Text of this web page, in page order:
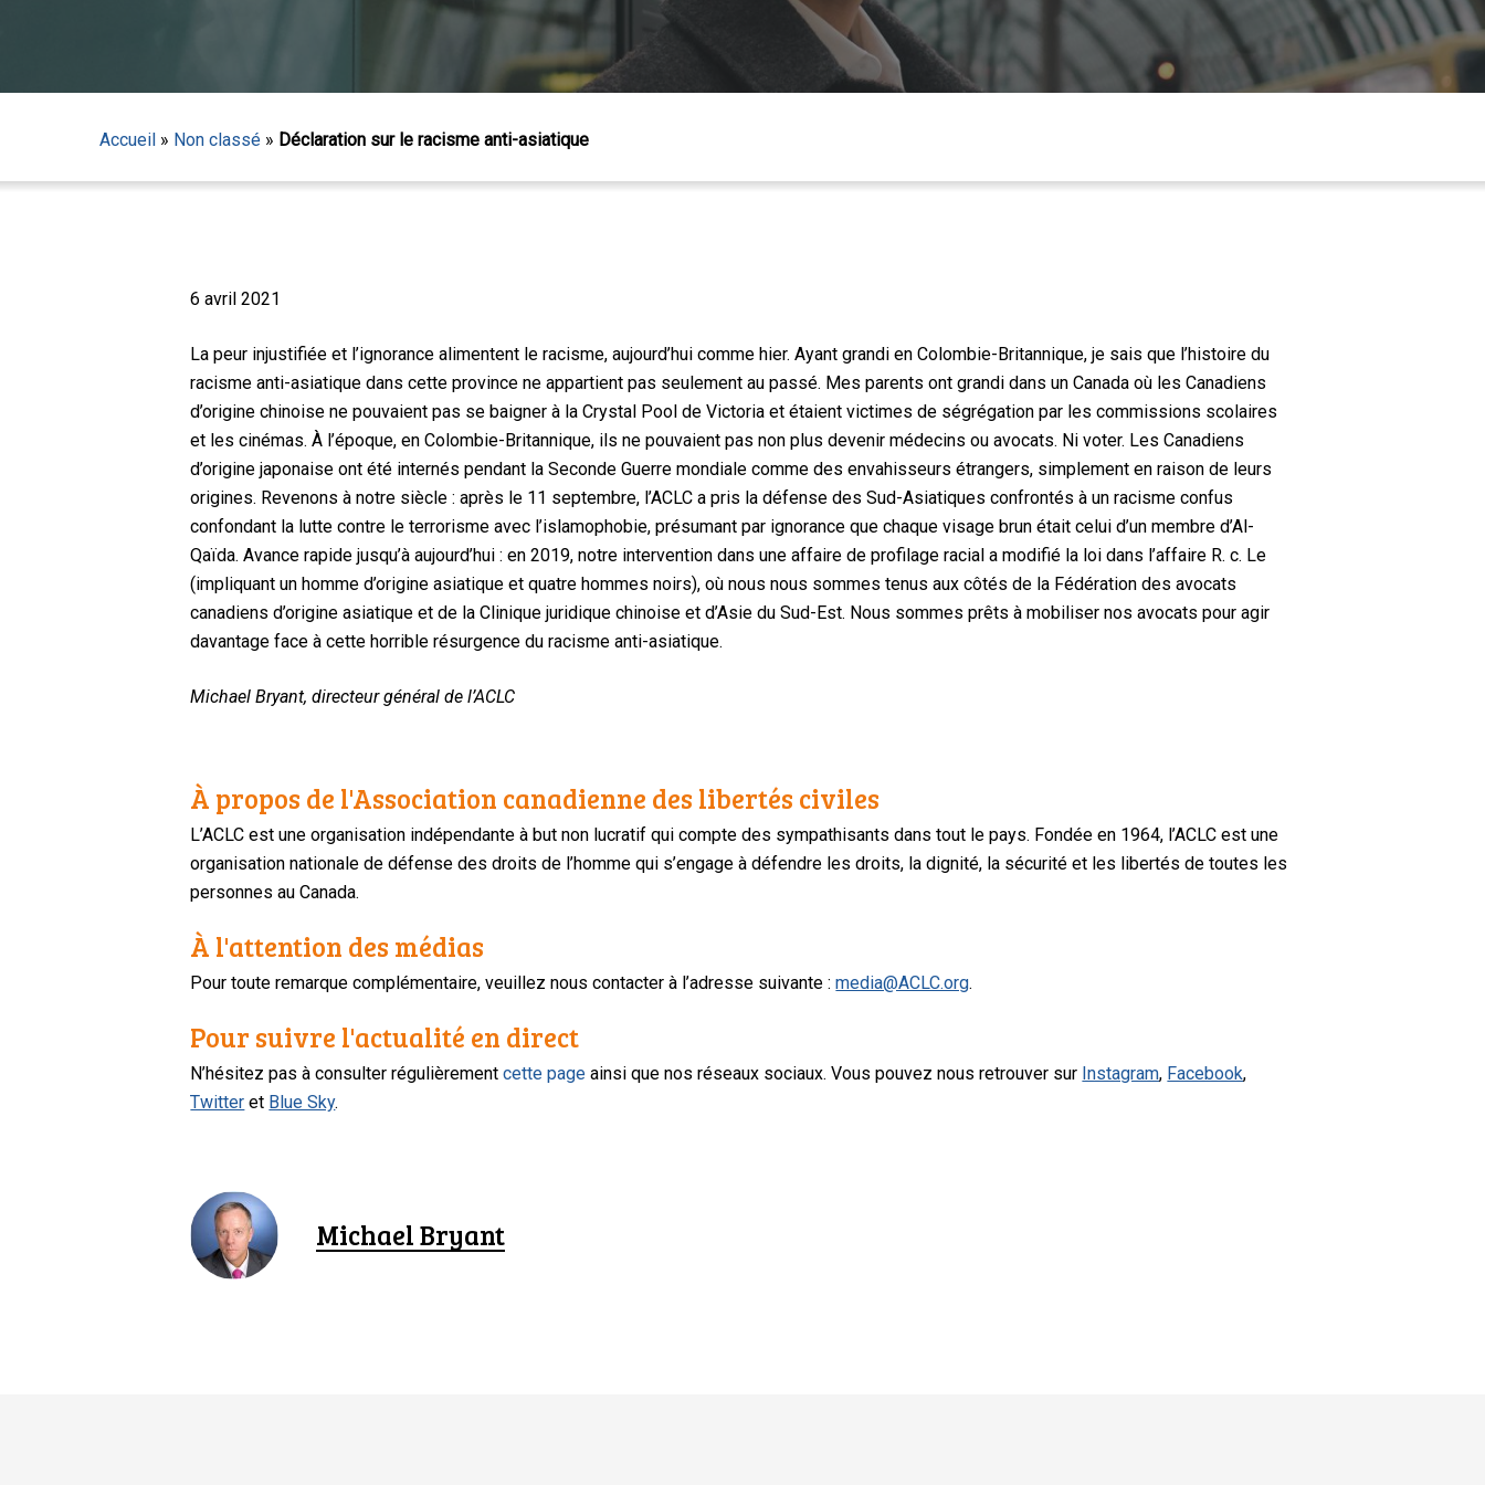
Accueil » Non classé » Déclaration sur le racisme anti-asiatique
6 avril 2021
La peur injustifiée et l’ignorance alimentent le racisme, aujourd’hui comme hier. Ayant grandi en Colombie-Britannique, je sais que l’histoire du
racisme anti-asiatique dans cette province ne appartient pas seulement au passé. Mes parents ont grandi dans un Canada où les Canadiens
d’origine chinoise ne pouvaient pas se baigner à la Crystal Pool de Victoria et étaient victimes de ségrégation par les commissions scolaires
et les cinémas. À l’époque, en Colombie-Britannique, ils ne pouvaient pas non plus devenir médecins ou avocats. Ni voter. Les Canadiens
d’origine japonaise ont été internés pendant la Seconde Guerre mondiale comme des envahisseurs étrangers, simplement en raison de leurs
origines. Revenons à notre siècle : après le 11 septembre, l’ACLC a pris la défense des Sud-Asiatiques confrontés à un racisme confus
confondant la lutte contre le terrorisme avec l’islamophobie, présumant par ignorance que chaque visage brun était celui d’un membre d’Al-
Qaïda. Avance rapide jusqu’à aujourd’hui : en 2019, notre intervention dans une affaire de profilage racial a modifié la loi dans l’affaire R. c. Le
(impliquant un homme d’origine asiatique et quatre hommes noirs), où nous nous sommes tenus aux côtés de la Fédération des avocats
canadiens d’origine asiatique et de la Clinique juridique chinoise et d’Asie du Sud-Est. Nous sommes prêts à mobiliser nos avocats pour agir
davantage face à cette horrible résurgence du racisme anti-asiatique.
Michael Bryant, directeur général de l’ACLC
À propos de l'Association canadienne des libertés civiles
L’ACLC est une organisation indépendante à but non lucratif qui compte des sympathisants dans tout le pays. Fondée en 1964, l’ACLC est une
organisation nationale de défense des droits de l’homme qui s’engage à défendre les droits, la dignité, la sécurité et les libertés de toutes les
personnes au Canada.
À l'attention des médias
Pour toute remarque complémentaire, veuillez nous contacter à l’adresse suivante :media@ACLC.org.
Pour suivre l'actualité en direct
N’hésitez pas à consulter régulièrementcette page ainsi que nos réseaux sociaux. Vous pouvez nous retrouver sur Instagram, Facebook,
Twitter et Blue Sky.
Michael Bryant